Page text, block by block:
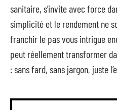
sanitaire, s’invite avec force
simplicité et le rendement ne
franchir le pas vous intrigue
peut réellement transformer
: sans fard, sans jargon, juste